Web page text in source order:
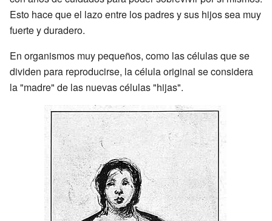
Esto hace que el lazo entre los padres y sus hijos sea muy
fuerte y duradero.
En organismos muy pequeños, como las células que se
dividen para reproducirse, la célula original se considera
la "madre" de las nuevas células "hijas".